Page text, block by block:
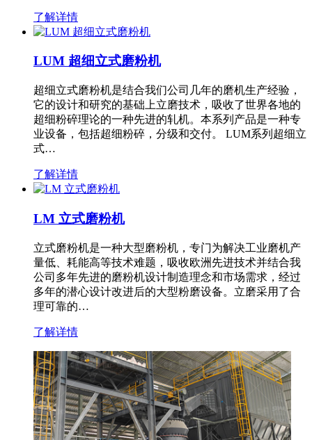
了解详情
LUM 超细立式磨粉机
超细立式磨粉机是结合我们公司几年的磨机生产经验，
它的设计和研究的基础上立磨技术，吸收了世界各地的
超细粉碎理论的一种先进的轧机。本系列产品是一种专
业设备，包括超细粉碎，分级和交付。 LUM系列超细立
式…
了解详情
LM 立式磨粉机
立式磨粉机是一种大型磨粉机，专门为解决工业磨机产
量低、耗能高等技术难题，吸收欧洲先进技术并结合我
公司多年先进的磨粉机设计制造理念和市场需求，经过
多年的潜心设计改进后的大型粉磨设备。立磨采用了合
理可靠的…
了解详情